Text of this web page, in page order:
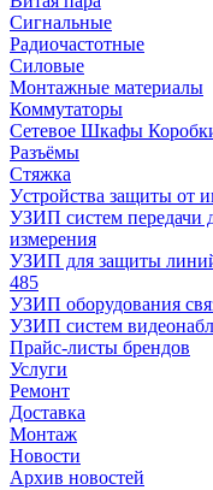
Сигнальные
Радиочастотные
Силовые
Монтажные материалы
Коммутаторы
Сетевое Шкафы
Разъёмы
Стяжка
Уcтройства защиты от
УЗИП систем передачи
измерения
УЗИП для защиты линий
485
УЗИП оборудования
УЗИП систем
Прайс-листы брендов
Услуги
Ремонт
Доставка
Монтаж
Новости
Архив новостей